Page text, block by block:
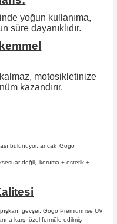
yoğun kullanıma,
süre dayanıklıdır.
motosikletinize
kazandırır.
bulunuyor, ancak Gogo
değil,
koruma + estetik +
gevşer. Gogo Premium ise UV
karşı özel formüle edilmiş